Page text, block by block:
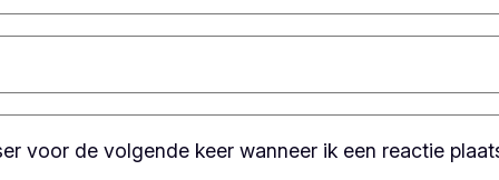
voor de volgende keer wanneer ik een reactie